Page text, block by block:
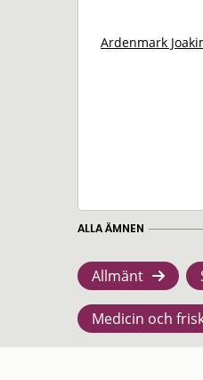
Ardenmark
ALLA ÄMNEN
Allmänt
Medicin och